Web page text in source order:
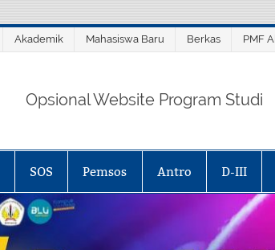
Akademik Mahasiswa Baru Berkas PMF
Opsional Website Program Studi
SOS Pemsos Antro D-III